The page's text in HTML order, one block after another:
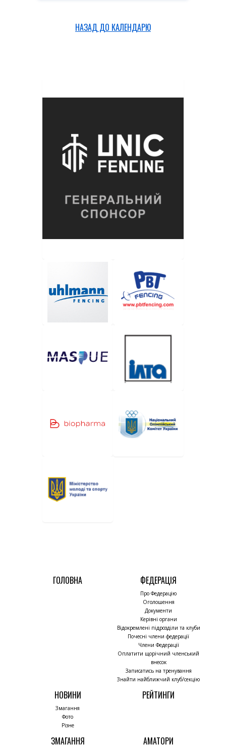
НАЗАД ДО КАЛЕНДАРЮ
ГОЛОВНА ФЕДЕРАЦІЯ
Про Федерацію
Оголошення
Документи
Керівні органи
Відокремлені підрозділи та клуби
Почесні члени федерації
Члени Федерації
Оплатити щорічний членський
внесок
Записатись на тренування
Знайти найближчий клуб/секцію
НОВИНИ
Змагання
Фото
Різне
РЕЙТИНГИ
ЗМАГАННЯ АМАТОРИ